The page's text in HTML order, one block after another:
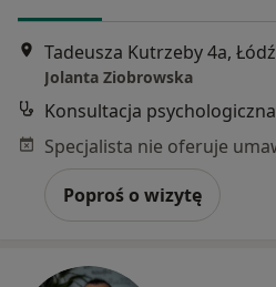
Tadeusza Kutrzeby 4a, Łódź
Jolanta Ziobrowska
Konsultacja psychologiczna
Poproś o wizytę